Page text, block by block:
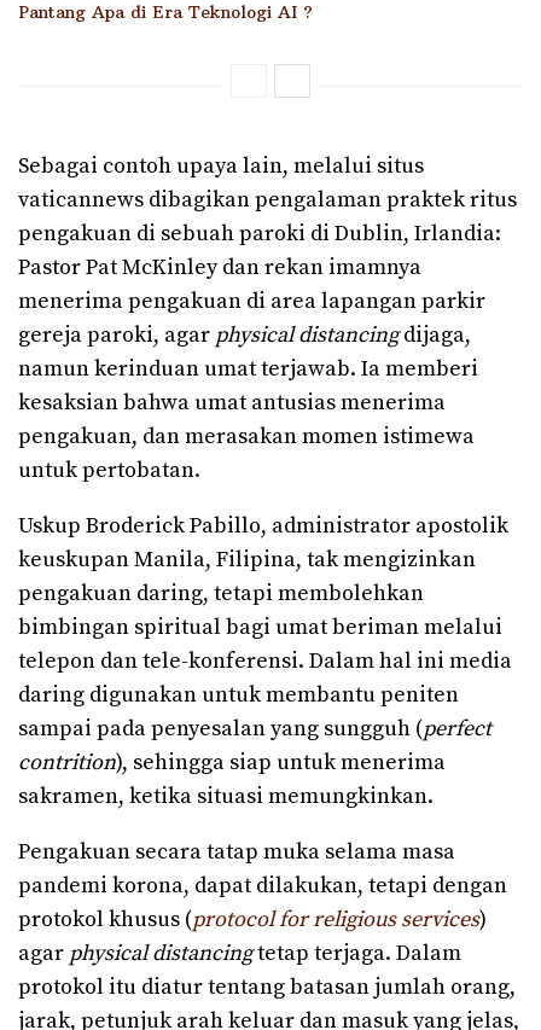
Pantang Apa di Era Teknologi AI ?
Sebagai contoh upaya lain, melalui situs
vaticannews dibagikan pengalaman praktek ritus
pengakuan di sebuah paroki di Dublin, Irlandia:
Pastor Pat McKinley dan rekan imamnya
menerima pengakuan di area lapangan parkir
gereja paroki, agar physical distancingdijaga,
namun kerinduan umat terjawab. Ia memberi
kesaksian bahwa umat antusias menerima
pengakuan, dan merasakan momen istimewa
untuk pertobatan.
Uskup Broderick Pabillo, administrator apostolik
keuskupan Manila, Filipina, tak mengizinkan
pengakuan daring, tetapi membolehkan
bimbingan spiritual bagi umat beriman melalui
telepon dan tele-konferensi. Dalam hal ini media
daring digunakan untuk membantu peniten
sampai pada penyesalan yang sungguh (perfect
contrition), sehingga siap untuk menerima
sakramen, ketika situasi memungkinkan.
Pengakuan secara tatap muka selama masa
pandemi korona, dapat dilakukan, tetapi dengan
protokol khusus (protocol for religious services)
agar physical distancingtetap terjaga. Dalam
protokol itu diatur tentang batasan jumlah orang,
jarak, petunjuk arah keluar dan masuk yang jelas,